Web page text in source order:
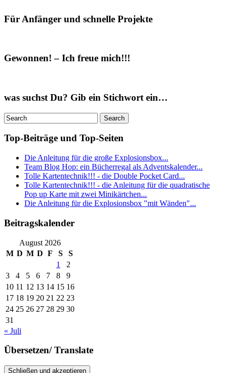
Für Anfänger und schnelle Projekte
Gewonnen! – Ich freue mich!!!
was suchst Du? Gib ein Stichwort ein…
Top-Beiträge und Top-Seiten
Die Anleitung für die große Explosionsbox...
Team Blog Hop: ein Bücherregal als Adventskalender...
Tolle Kartentechnik!!! - die Double Pocket Card...
Tolle Kartentechnik!!! - die Anleitung für die quadratische
Pop up Karte mit zwei Minikärtchen...
Die Anleitung für die Explosionsbox "mit Wänden"...
Beitragskalender
August 2026
M D M D F S
S
1
2
3
4 5 6 7 8
9
10 11 12 13 14 15 16
17 18 19 20 21 22 23
24 25 26 27 28 29 30
31
« Juli
Übersetzen/ Translate